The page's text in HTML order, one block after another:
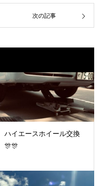
次の記事
ハイエースホイール交換
🎊🎊